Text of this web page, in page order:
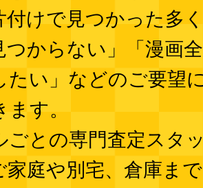
付けで見つかった多
つからない」「漫画
たい」などのご要望
ます。
ごとの専門査定スタ
家庭や別宅、倉庫ま